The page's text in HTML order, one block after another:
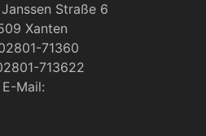
Straße 6
Xanten
71360
713622
E-Mail: